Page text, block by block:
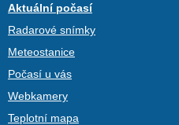
Aktuální počasí
Radarové snímky
Meteostanice
Počasí u vás
Webkamery
Teplotní mapa